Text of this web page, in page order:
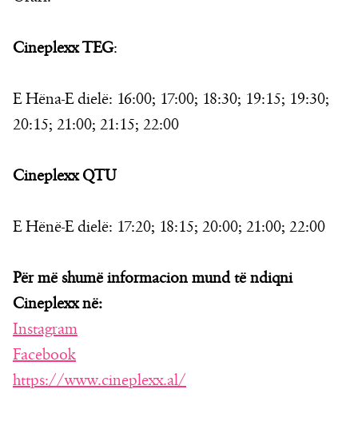
Cineplexx TEG:
E Hëna-E dielë: 16:00; 17:00; 18:30; 19:15; 19:30;
20:15; 21:00; 21:15; 22:00
Cineplexx QTU
E Hënë-E dielë: 17:20; 18:15; 20:00; 21:00; 22:00
Për më shumë informacion mund të ndiqni
Cineplexx në:
Instagram
Facebook
https://www.cineplexx.al/